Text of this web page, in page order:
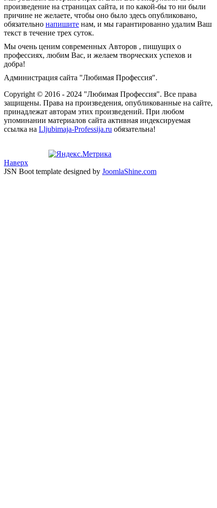
произведение на страницах сайта, и по какой-бы то ни были
причине не желаете, чтобы оно было здесь опубликовано,
обязательно напишите нам, и мы гарантированно удалим Ваш
текст в течение трех суток.
Мы очень ценим современных Авторов , пишущих о
профессиях, любим Вас, и желаем творческих успехов и
добра!
Администрация сайта "Любимая Профессия".
Copyright © 2016 - 2024 "Любимая Профессия". Все права
защищены. Права на произведения, опубликованные на сайте,
принадлежат авторам этих произведений. При любом
упоминании материалов сайта активная индексируемая
ссылка на Lljubimaja-Professija.ru обязательна!
Наверх
JSN Boot template designed by JoomlaShine.com